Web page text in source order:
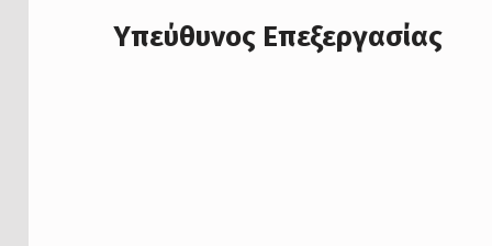
Υπεύθυνος Επεξεργασίας